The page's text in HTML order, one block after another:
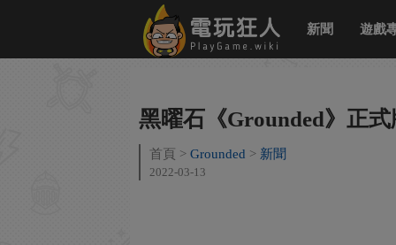
新聞 遊戲
黑曜石《Grounded》正
首頁 Grounded 新聞
2022-03-13